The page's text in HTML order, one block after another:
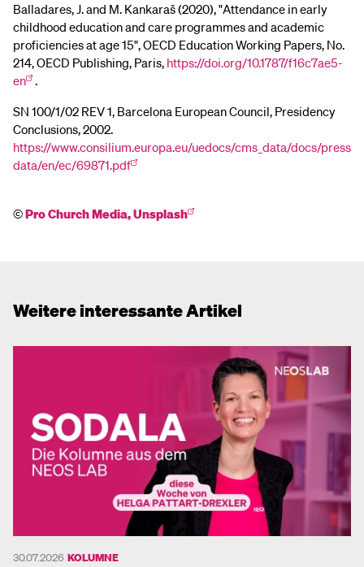
Balladares, J. and M. Kankaraš (2020), "Attendance in early
childhood education and care programmes and academic
proficiencies at age 15", OECD Education Working Papers, No.
214, OECD Publishing, Paris, https://doi.org/10.1787/f16c7ae5-
en .
SN 100/1/02 REV 1, Barcelona European Council, Presidency
Conclusions, 2002.
https://www.consilium.europa.eu/uedocs/cms_data/docs/press
data/en/ec/69871.pdf
©Pro Church Media, Unsplash
Weitere interessante Artikel
30.07.2026 KOLUMNE